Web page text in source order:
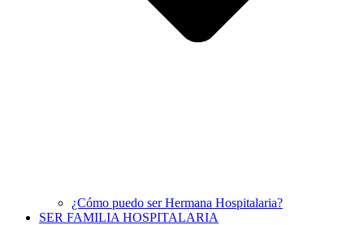
¿Cómo puedo ser Hermana Hospitalaria?
SER FAMILIA HOSPITALARIA